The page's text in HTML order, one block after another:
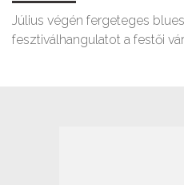
Július végén fergeteges
fesztiválhangulatot a festői